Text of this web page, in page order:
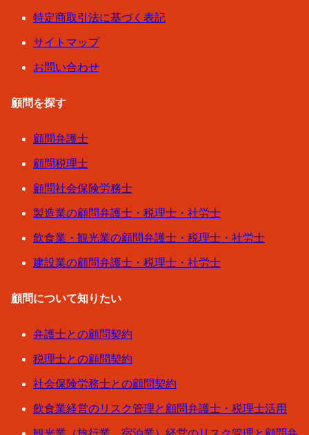
特定商取引法に基づく表記
サイトマップ
お問い合わせ
顧問を探す
顧問弁護士
顧問税理士
顧問社会保険労務士
製造業の顧問弁護士・税理士・社労士
飲食業・観光業の顧問弁護士・税理士・社労士
建設業の顧問弁護士・税理士・社労士
顧問について知りたい
弁護士との顧問契約
税理士との顧問契約
社会保険労務士との顧問契約
飲食業経営のリスク管理と顧問弁護士・税理士活用